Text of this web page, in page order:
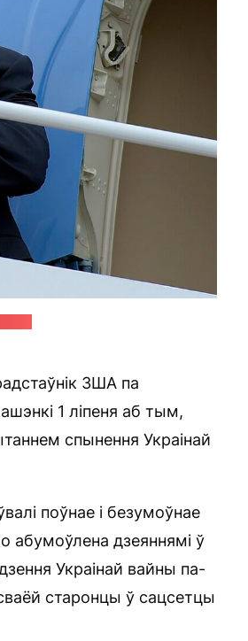
ЗША па
1 ліпеня аб тым,
спынення Украінай
поўнае і безумоўнае
абумоўлена дзеяннямі ў
Украінай вайны па-
старонцы ў сацсетцы